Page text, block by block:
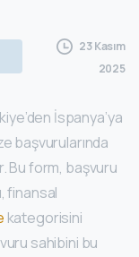
23 Kasım
2025
İspanya’ya
başvurularında
Bu form, başvuru
finansal
kategorisini
sahibini bu